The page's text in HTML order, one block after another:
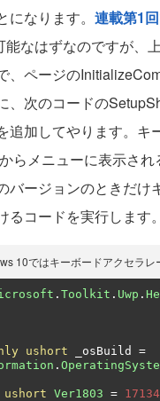
なります。 連載第1回
能なはずなのですが、
、ページの
、次のコードの
追加してやります。キ
らメニューに表示され
バージョンのときだけ
るコードを実行します。
10ではキーボードアクセラレ
. Toolkit . Uwp .
ushort _osBuild =
.
ushort Ver1803 = 17134